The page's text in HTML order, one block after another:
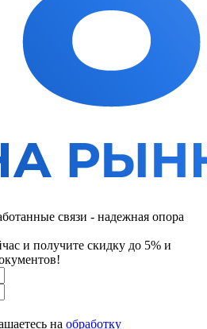
связи - надежная опора
и получите скидку до 5% и
на обработку